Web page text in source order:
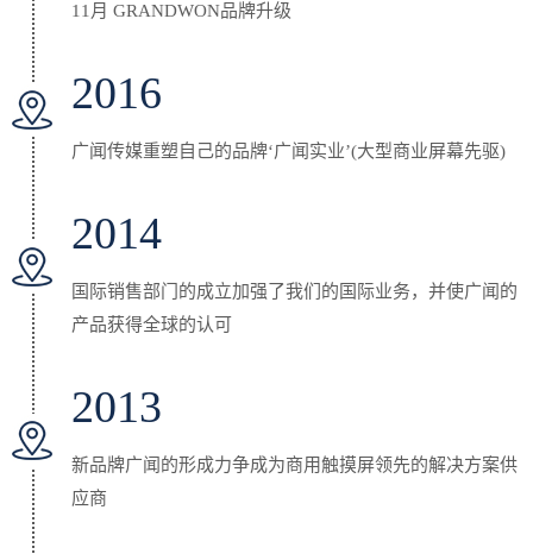
11月 GRANDWON品牌升级
2016
广闻传媒重塑自己的品牌‘广闻实业’(大型商业屏幕先驱)
2014
国际销售部门的成立加强了我们的国际业务，并使广闻的
产品获得全球的认可
2013
新品牌广闻的形成力争成为商用触摸屏领先的解决方案供
应商